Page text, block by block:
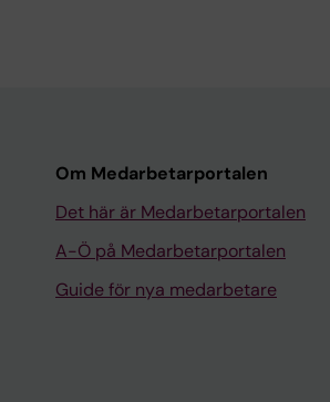
Om Medarbetarportalen
Det här är Medarbetarportalen
A-Ö på Medarbetarportalen
Guide för nya medarbetare